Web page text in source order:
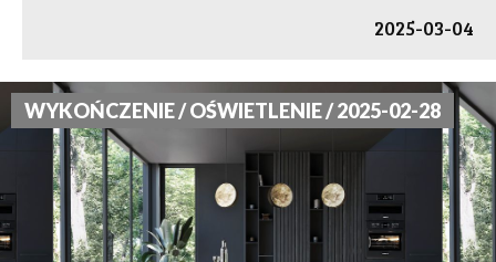
2025-03-04
WYKOŃCZENIE / OŚWIETLENIE / 2025-02-28